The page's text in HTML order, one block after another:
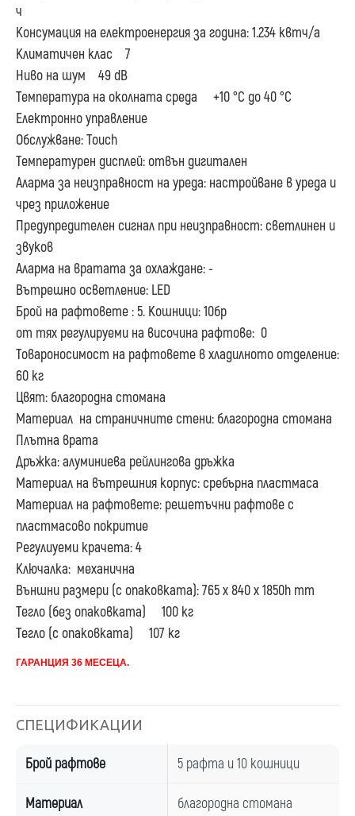
ч
Консумация на електроенергия за година: 1.234 квтч/a
Климатичен клас 7
Ниво на шум 49 dB
Температура на околната среда +10 °C до 40 °C
Електронно управление
Обслужване: Touch
Температурен дисплей: отвън дигитален
Аларма за неизправност на уреда: настройване в уреда и
чрез приложение
Предупредителен сигнал при неизправност: светлинен и
звуков
Аларма на вратата за oхлаждане: -
Вътрешно осветление: LED
Брой на рафтовете : 5. Кошници: 10бр
от тях регулируеми на височина рафтове: 0
Товароносимост на рафтовете в хладилното отделение:
60 кг
Цвят: благородна стомана
Материал на страничните стени: благородна стомана
Плътна врата
Дръжка: алуминиева рейлингова дръжка
Материал на вътрешния корпус: сребърна пластмаса
Материал на рафтовете: решетъчни рафтове с
пластмасово покритие
Регулиуеми крачета: 4
Ключалка: механична
Външни размери (с опаковката): 765 х 840 х 1850h mm
Тегло (без опаковката) 100 кг
Тегло (с опаковката) 107 кг
ГАРАНЦИЯ 36 МЕСЕЦА.
СПЕЦИФИКАЦИИ
Брой рафтове 5 рафта и 10 кошници
Материал благородна стомана